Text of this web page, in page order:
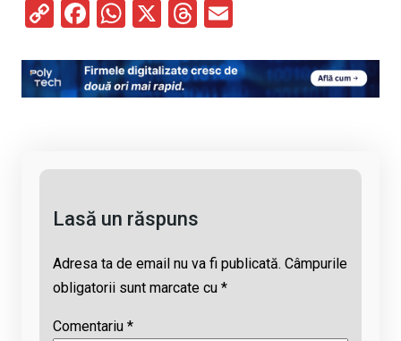
C
py
Li
F
ce
b
W
at
s
X
T
e
a
ail
Lasă un răspuns
Adresa ta de email nu va fi publicată. Câmpurile
obligatorii sunt marcate cu *
Comentariu *